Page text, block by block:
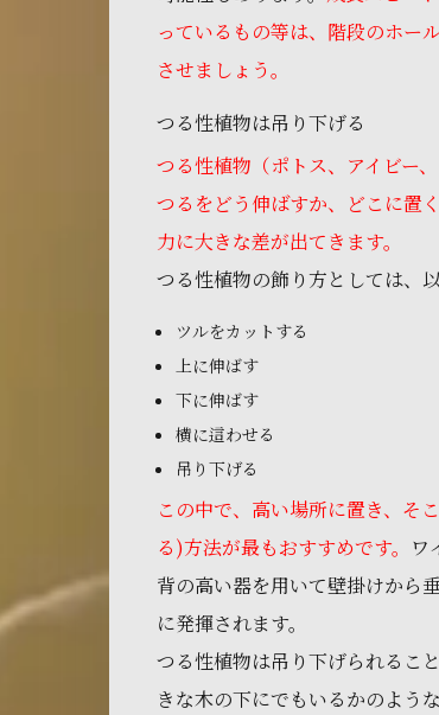
っているもの等は、階段のホー
させましょう。
つる性植物は吊り下げる
つる性植物（ポトス、アイビー
つるをどう伸ばすか、どこに置
力に大きな差が出てきます。
つる性植物の飾り方としては、
ツルをカットする
上に伸ばす
下に伸ばす
横に這わせる
吊り下げる
この中で、高い場所に置き、そ
る)方法が最もおすすめです。 ワ
背の高い器を用いて壁掛けから
に発揮されます。
つる性植物は吊り下げられるこ
きな木の下にでもいるかのよう